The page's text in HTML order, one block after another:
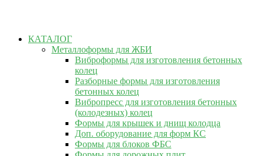
КАТАЛОГ
Металлоформы для ЖБИ
Виброформы для изготовления бетонных
колец
Разборные формы для изготовления
бетонных колец
Вибропресс для изготовления бетонных
(колодезных) колец
Формы для крышек и днищ колодца
Доп. оборудование для форм КС
Формы для блоков ФБС